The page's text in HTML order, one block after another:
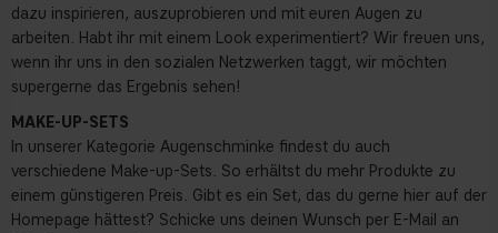
dazu inspirieren, auszuprobieren und mit euren Augen zu
arbeiten. Habt ihr mit einem Look experimentiert? Wir freuen uns,
wenn ihr uns in den sozialen Netzwerken taggt, wir möchten
supergerne das Ergebnis sehen!
MAKE-UP-SETS
In unserer Kategorie Augenschminke findest du auch
verschiedene Make-up-Sets. So erhältst du mehr Produkte zu
einem günstigeren Preis. Gibt es ein Set, das du gerne hier auf der
Homepage hättest? Schicke uns deinen Wunsch per E-Mail an